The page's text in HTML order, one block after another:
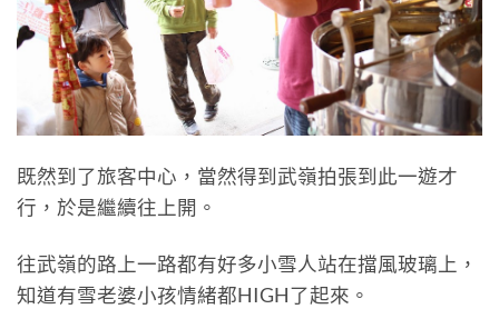
既然到了旅客中心，當然得到武嶺拍張到此一遊才
行，於是繼續往上開。
往武嶺的路上一路都有好多小雪人站在擋風玻璃上，
知道有雪老婆小孩情緒都HIGH了起來。